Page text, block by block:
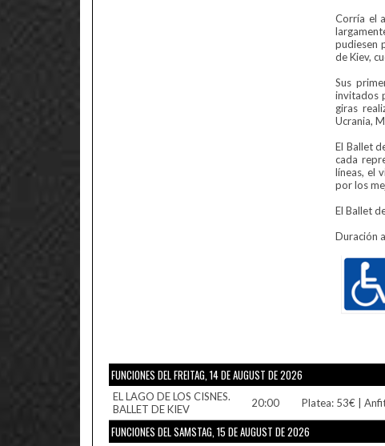
Corría el
pudiesen
de Kiev,
Sus
invitados
giras
Ucrania,
El Ballet
cada
líneas, el
por los
El Ballet
Duración
FUNCIONES DEL FREITAG, 14 DE AUGUST DE 2026
EL LAGO DE LOS CISNES.
BALLET DE KIEV
20:00 Platea: 53€ |
FUNCIONES DEL SAMSTAG, 15 DE AUGUST DE 2026